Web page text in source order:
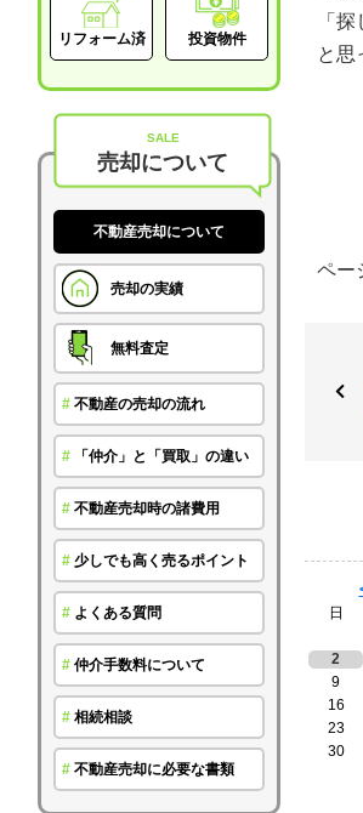
「
と思
ペー
日
2
9
16
23
30
リフォーム済 投資物件
SALE
売却について
不動産売却について
売却の実績
無料査定
# 不動産の売却の流れ
# 「仲介」と「買取」の違い
# 不動産売却時の諸費用
# 少しでも高く売るポイント
# よくある質問
# 仲介手数料について
# 相続相談
# 不動産売却に必要な書類